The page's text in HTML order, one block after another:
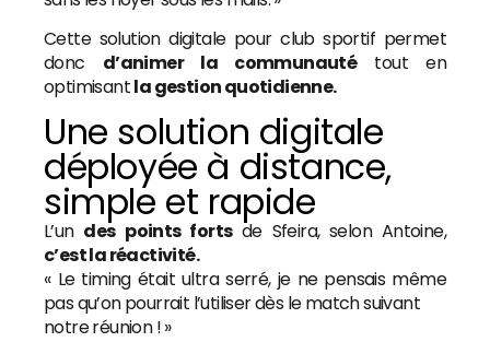
Cette solution digitale pour club sportif permet
donc d’animer la communautétout en
optimisantla gestion quotidienne.
Une solution digitale
déployée à distance,
simple et rapide
L’un des points fortsde Sfeira, selon Antoine,
c’est la réactivité.
« Le timing était ultra serré, je ne pensais même
pas qu’on pourrait l’utiliser dès le match suivant
notre réunion ! »